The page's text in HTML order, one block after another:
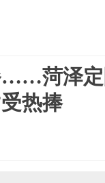
……菏泽定
热捧